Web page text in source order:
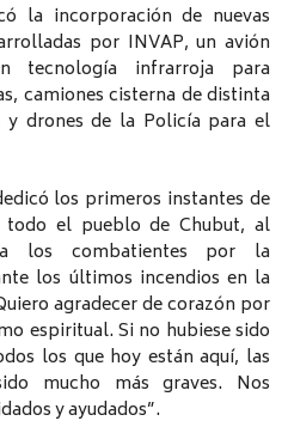
la incorporación de nuevas
por INVAP, un avión
tecnología infrarroja para
camiones cisterna de distinta
y drones de la Policía para el
los primeros instantes de
todo el pueblo de Chubut, al
los combatientes por la
los últimos incendios en la
agradecer de corazón por
espiritual. Si no hubiese sido
los que hoy están aquí, las
mucho más graves. Nos
y ayudados”.